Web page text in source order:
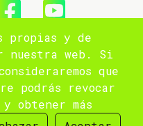
propias y de
nuestra web. Si
que
podrás revocar
obtener más